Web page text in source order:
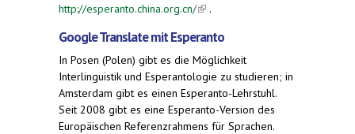
http://esperanto.china.org.cn/(link is external)
.
Google Translate mit Esperanto
In Posen (Polen) gibt es die Möglichkeit
Interlinguistik und Esperantologie zu studieren; in
Amsterdam gibt es einen Esperanto-Lehrstuhl.
Seit 2008 gibt es eine Esperanto-Version des
Europäischen Referenzrahmens für Sprachen.